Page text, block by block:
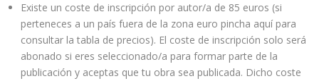
Existe un coste de inscripción por autor/a de 85 euros (si
perteneces a un país fuera de la zona euro pincha aquí para
consultar la tabla de precios). El coste de inscripción solo será
abonado si eres seleccionado/a para formar parte de la
publicación y aceptas que tu obra sea publicada. Dicho coste